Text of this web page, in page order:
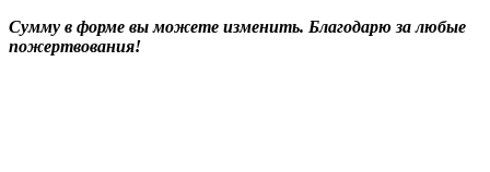
Сумму в форме вы можете изменить. Благодарю за любые
пожертвования!